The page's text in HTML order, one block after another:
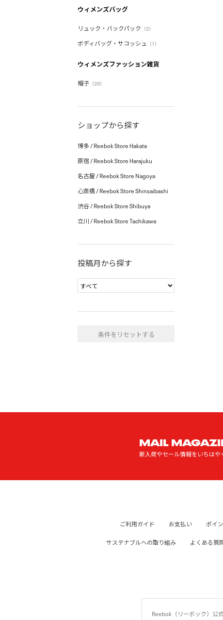
ウィメンズバッグ
リュック・バックパック （2）
ボディバッグ・サコッシュ （1）
ウィメンズファッション雑貨
帽子 （20）
ショップから探す
博多 / Reebok Store Hakata
原宿 / Reebok Store Harajuku
名古屋 / Reebok Store Nagoya
心斎橋 / Reebok Store Shinsaibashi
渋谷 / Reebok Store Shibuya
立川 / Reebok Store Tachikawa
投稿月から探す
条件をリセットする
MAIL
新入荷やセール情報をいちはや
ご利用ガイド お支払い ポイ
サステナブルへの取り組み よくある質
Reebok（リーボック）公